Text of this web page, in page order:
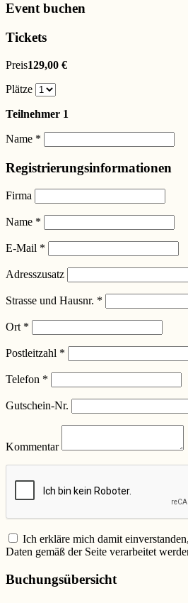
Event buchen
Tickets
Preis129,00 €
Plätze
Teilnehmer 1
Name *
Registrierungsinformationen
Firma
Name *
E-Mail *
Adresszusatz
Strasse und Hausnr. *
Ort *
Postleitzahl *
Telefon *
Gutschein-Nr.
Kommentar
Ich erkläre mich damit
Daten gemäß der Seite verarbeitet
Buchungsübersicht